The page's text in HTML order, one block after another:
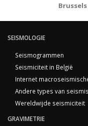
SEISMOLOGIE
Seismogrammen
Seismiciteit in België
Internet
Andere types van
Wereldwijde seismiciteit
GRAVIMETRIE